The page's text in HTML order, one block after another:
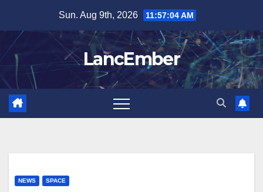
content
Sun. Aug 9th, 2026 11:57:05 AM
LancEmber
NEWS SPACE